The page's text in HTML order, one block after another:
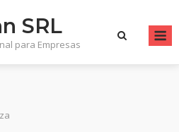
SRL
para Empresas